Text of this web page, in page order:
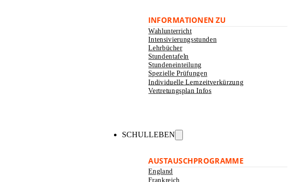
INFORMATIONEN ZU
Wahlunterricht
Intensivierungsstunden
Lehrbücher
Stundentafeln
Stundeneinteilung
Spezielle Prüfungen
Individuelle Lernzeitverkürzung
Vertretungsplan Infos
SCHULLEBEN
AUSTAUSCHPROGRAMME
England
Frankreich